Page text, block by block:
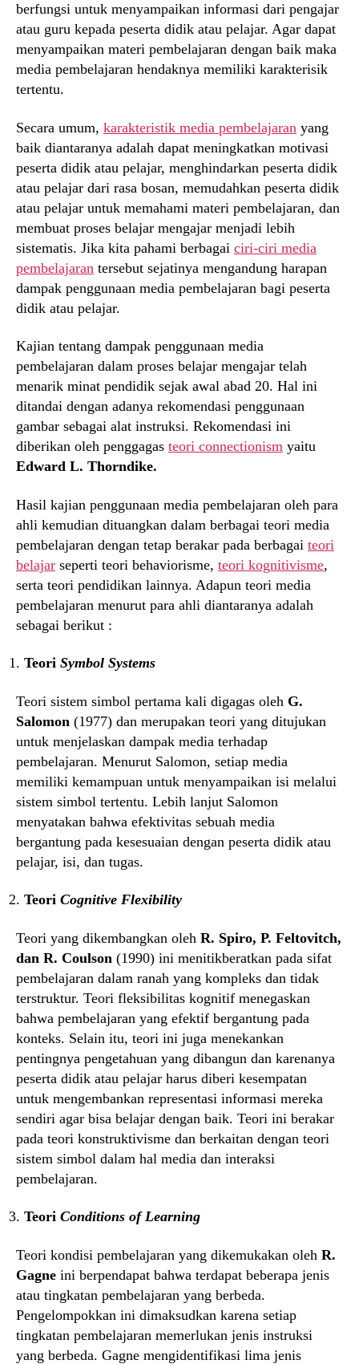
berfungsi untuk menyampaikan informasi dari pengajar
atau guru kepada peserta didik atau pelajar. Agar dapat
menyampaikan materi pembelajaran dengan baik maka
media pembelajaran hendaknya memiliki karakterisik
tertentu.
Secara umum, karakteristik media pembelajaran yang
baik diantaranya adalah dapat meningkatkan motivasi
peserta didik atau pelajar, menghindarkan peserta didik
atau pelajar dari rasa bosan, memudahkan peserta didik
atau pelajar untuk memahami materi pembelajaran, dan
membuat proses belajar mengajar menjadi lebih
sistematis. Jika kita pahami berbagai ciri-ciri media
pembelajaran tersebut sejatinya mengandung harapan
dampak penggunaan media pembelajaran bagi peserta
didik atau pelajar.
Kajian tentang dampak penggunaan media
pembelajaran dalam proses belajar mengajar telah
menarik minat pendidik sejak awal abad 20. Hal ini
ditandai dengan adanya rekomendasi penggunaan
gambar sebagai alat instruksi. Rekomendasi ini
diberikan oleh penggagas teori connectionism yaitu
Edward L. Thorndike.
Hasil kajian penggunaan media pembelajaran oleh para
ahli kemudian dituangkan dalam berbagai teori media
pembelajaran dengan tetap berakar pada berbagai teori
belajar seperti teori behaviorisme, teori kognitivisme,
serta teori pendidikan lainnya. Adapun teori media
pembelajaran menurut para ahli diantaranya adalah
sebagai berikut :
Teori Symbol Systems
Teori sistem simbol pertama kali digagas oleh G.
Salomon (1977) dan merupakan teori yang ditujukan
untuk menjelaskan dampak media terhadap
pembelajaran. Menurut Salomon, setiap media
memiliki kemampuan untuk menyampaikan isi melalui
sistem simbol tertentu. Lebih lanjut Salomon
menyatakan bahwa efektivitas sebuah media
bergantung pada kesesuaian dengan peserta didik atau
pelajar, isi, dan tugas.
Teori Cognitive Flexibility
Teori yang dikembangkan oleh R. Spiro, P. Feltovitch,
dan R. Coulson (1990) ini menitikberatkan pada sifat
pembelajaran dalam ranah yang kompleks dan tidak
terstruktur. Teori fleksibilitas kognitif menegaskan
bahwa pembelajaran yang efektif bergantung pada
konteks. Selain itu, teori ini juga menekankan
pentingnya pengetahuan yang dibangun dan karenanya
peserta didik atau pelajar harus diberi kesempatan
untuk mengembankan representasi informasi mereka
sendiri agar bisa belajar dengan baik. Teori ini berakar
pada teori konstruktivisme dan berkaitan dengan teori
sistem simbol dalam hal media dan interaksi
pembelajaran.
Teori Conditions of Learning
Teori kondisi pembelajaran yang dikemukakan oleh R.
Gagne ini berpendapat bahwa terdapat beberapa jenis
atau tingkatan pembelajaran yang berbeda.
Pengelompokkan ini dimaksudkan karena setiap
tingkatan pembelajaran memerlukan jenis instruksi
yang berbeda. Gagne mengidentifikasi lima jenis